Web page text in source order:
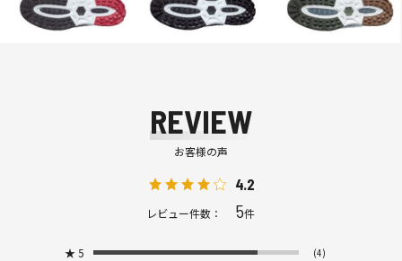
REVIEW
お客様の声
4.2
レビュー件数： 5件
★ 5 (4)